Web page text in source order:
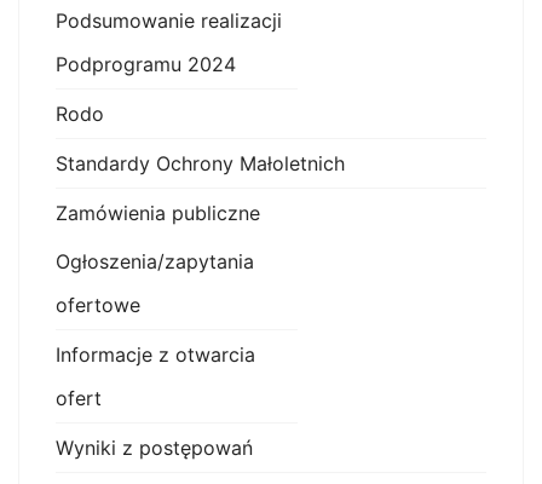
Podsumowanie realizacji
Podprogramu 2024
Rodo
Standardy Ochrony Małoletnich
Zamówienia publiczne
Ogłoszenia/zapytania
ofertowe
Informacje z otwarcia
ofert
Wyniki z postępowań